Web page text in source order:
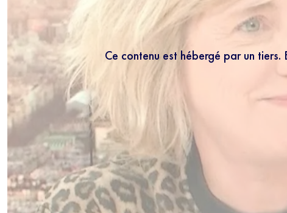
Ce contenu est hébergé par un